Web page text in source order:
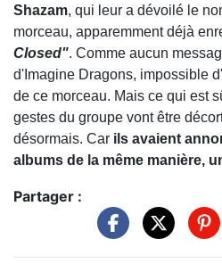
Shazam, qui leur a dévoilé le
morceau, apparemment déjà
Closed". Comme aucun
d'Imagine Dragons, impossible
de ce morceau. Mais ce qui est
gestes du groupe vont être
désormais. Car ils avaient
albums de la même manière,
Partager :